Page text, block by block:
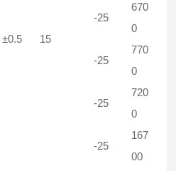
±0.5
15
-25
670
0
-25
770
0
-25
720
0
-25
167
00